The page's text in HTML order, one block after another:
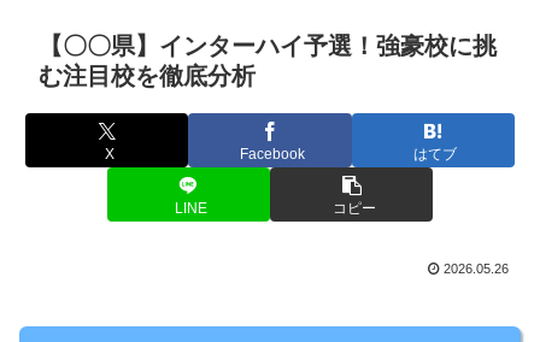
【〇〇県】インターハイ予選！強豪校に挑
む注目校を徹底分析
X Facebook はてブ
LINE コピー
2026.05.26